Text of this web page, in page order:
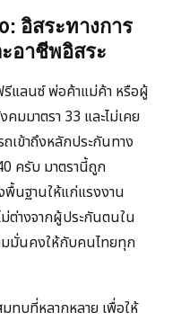
อิสระทางการ
อาชีพอิสระ
แลนซ์ พ่อค้าแม่ค้า หรือผู้
มมาตรา 33 และไม่เคย
เข้าถึงหลักประกันทาง
ครับ มาตรานี้ถูก
นฐานให้แก่แรงงาน
ต่างจากผู้ประกันตนใน
มมั่นคงให้กับคนไทยทุก
มทบที่หลากหลาย เพื่อให้